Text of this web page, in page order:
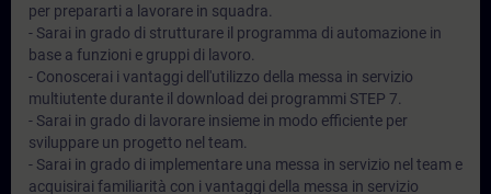
per prepararti a lavorare in squadra.
- Sarai in grado di strutturare il programma di automazione in
base a funzioni e gruppi di lavoro.
- Conoscerai i vantaggi dell'utilizzo della messa in servizio
multiutente durante il download dei programmi STEP 7.
- Sarai in grado di lavorare insieme in modo efficiente per
sviluppare un progetto nel team.
- Sarai in grado di implementare una messa in servizio nel team e
acquisirai familiarità con i vantaggi della messa in servizio